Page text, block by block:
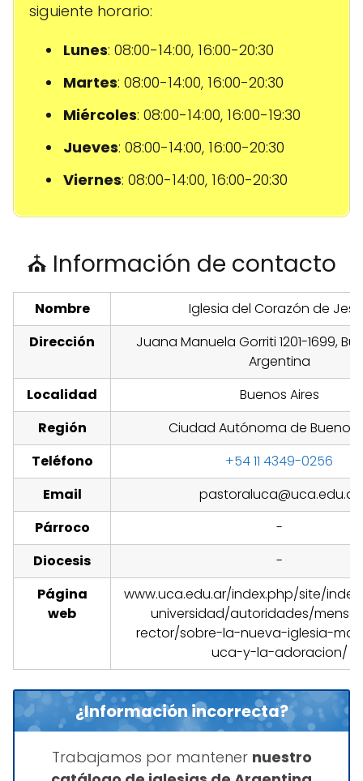
siguiente horario:
Lunes: 08:00-14:00, 16:00-20:30
Martes: 08:00-14:00, 16:00-20:30
Miércoles: 08:00-14:00, 16:00-19:30
Jueves: 08:00-14:00, 16:00-20:30
Viernes: 08:00-14:00, 16:00-20:30
⛪ Información de contacto
Nombre
Iglesia del Corazón de
Dirección
Juana Manuela Gorriti 1201-1699,
Argentina
Localidad
Buenos Aires
Región
Ciudad Autónoma de Buenos
Teléfono
+54 11 4349-0256
Email
pastoraluca@uca.edu.ar
Párroco
-
Diocesis
-
Página
web
www.uca.edu.ar/index.php/site/
universidad/autoridades/
rector/sobre-la-nueva-iglesia-
uca-y-la-adoracion/
¿Información incorrecta?
Trabajamos por mantener nuestro